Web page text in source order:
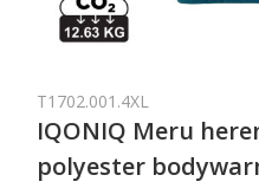
T1702.001.4XL
IQONIQ Meru
polyester